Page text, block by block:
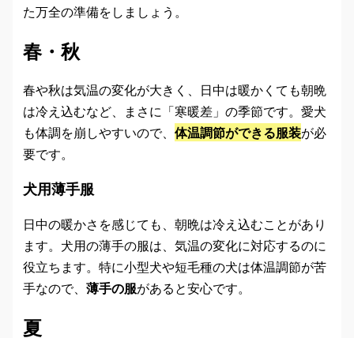
た万全の準備をしましょう。
春・秋
春や秋は気温の変化が大きく、日中は暖かくても朝晩
は冷え込むなど、まさに「寒暖差」の季節です。愛犬
も体調を崩しやすいので、 体温調節ができる服装が必
要です。
犬用薄手服
日中の暖かさを感じても、朝晩は冷え込むことがあり
ます。犬用の薄手の服は、気温の変化に対応するのに
役立ちます。特に小型犬や短毛種の犬は体温調節が苦
手なので、 薄手の服があると安心です。
夏